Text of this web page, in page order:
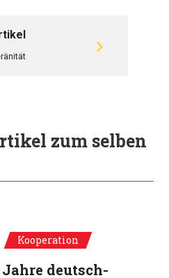
zum selben
Kooperation
deutsch-